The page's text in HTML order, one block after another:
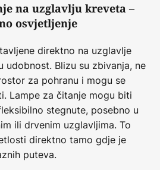
na uzglavlju kreveta –
osvjetljenje
direktno na uzglavlje
udobnost. Blizu su zbivanja, ne
za pohranu i mogu se
Lampe za čitanje mogu biti
stegnute, posebno u
ili drvenim uzglavljima. To
direktno tamo gdje je
puteva.